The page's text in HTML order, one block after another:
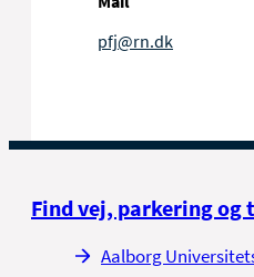
pfj@rn.dk
Find vej, parkering og
Aalborg